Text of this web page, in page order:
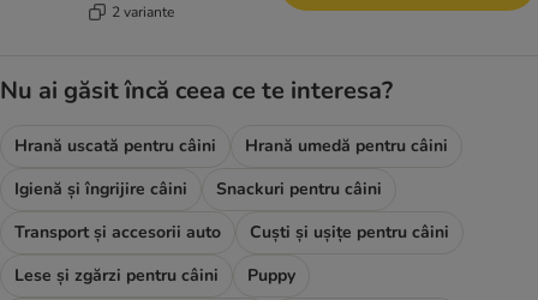
2 variante
Nu ai găsit încă ceea ce te interesa?
Hrană uscată pentru câini
Hrană umedă pentru câini
Igienă și îngrijire câini
Snackuri pentru câini
Transport și accesorii auto
Cuști și ușițe pentru câini
Lese și zgărzi pentru câini
Puppy